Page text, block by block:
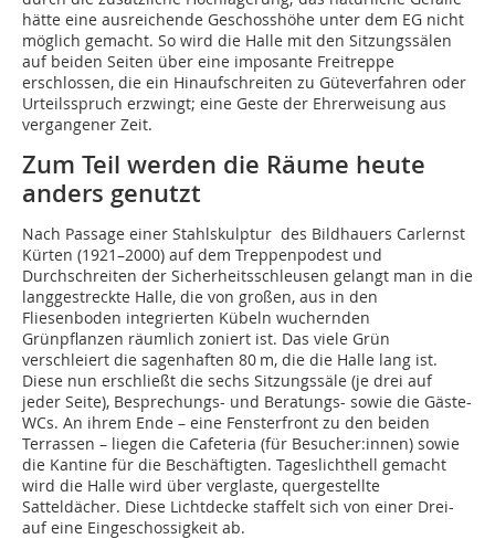
hätte eine ausreichende Geschosshöhe unter dem EG nicht
möglich gemacht. So wird die Halle mit den Sitzungssälen
auf beiden Seiten über eine imposante Freitreppe
erschlossen, die ein Hinaufschreiten zu Güteverfahren oder
Urteilsspruch erzwingt; eine Geste der Ehrerweisung aus
vergangener Zeit.
Zum Teil werden die Räume heute
anders genutzt
Nach Passage einer Stahlskulptur des Bildhauers Carlernst
Kürten (1921–2000) auf dem Treppenpodest und
Durchschreiten der Sicherheitsschleusen gelangt man in die
langgestreckte Halle, die von großen, aus in den
Fliesenboden integrierten Kübeln wuchernden
Grünpflanzen räumlich zoniert ist. Das viele Grün
verschleiert die sagenhaften 80 m, die die Halle lang ist.
Diese nun erschließt die sechs Sitzungssäle (je drei auf
jeder Seite), Besprechungs- und Beratungs- sowie die Gäste-
WCs. An ihrem Ende – eine Fensterfront zu den beiden
Terrassen – liegen die Cafeteria (für Besucher:innen) sowie
die Kantine für die Beschäftigten. Tageslichthell gemacht
wird die Halle wird über verglaste, quergestellte
Satteldächer. Diese Lichtdecke staffelt sich von einer Drei-
auf eine Eingeschossigkeit ab.